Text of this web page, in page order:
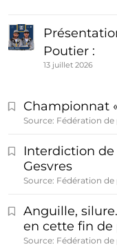
Poutier :
13 juillet 2026
Championnat
Source: Fédération de
Interdiction de
Gesvres
Source: Fédération de
Anguille,
en cette fin
Source: Fédération de